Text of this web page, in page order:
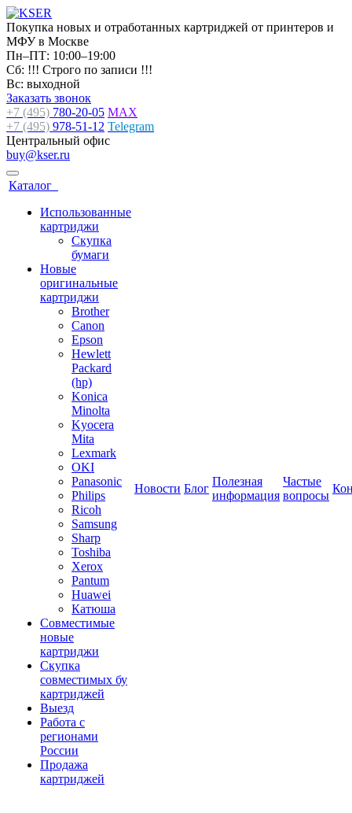
Покупка новых и отработанных картриджей от принтеров и
МФУ в Москве
Пн–ПТ: 10:00–19:00
Сб: !!! Строго по записи !!!
Вс: выходной
Заказать звонок
+7 (495) 780-20-05 MAX
+7 (495) 978-51-12 Telegram
Центральный офис
buy@kser.ru
Каталог
Использованные
картриджи
Скупка
бумаги
Новые
оригинальные
картриджи
Brother
Canon
Epson
Hewlett
Packard
(hp)
Konica
Minolta
Kyocera
Mita
Lexmark
OKI
Panasonic
Philips
Ricoh
Samsung
Sharp
Toshiba
Xerox
Pantum
Huawei
Катюша
Совместимые
новые
картриджи
Скупка
совместимых бу
картриджей
Выезд
Работа с
регионами
России
Продажа
картриджей
Новости Блог
Полезная
информация
Частые
вопросы